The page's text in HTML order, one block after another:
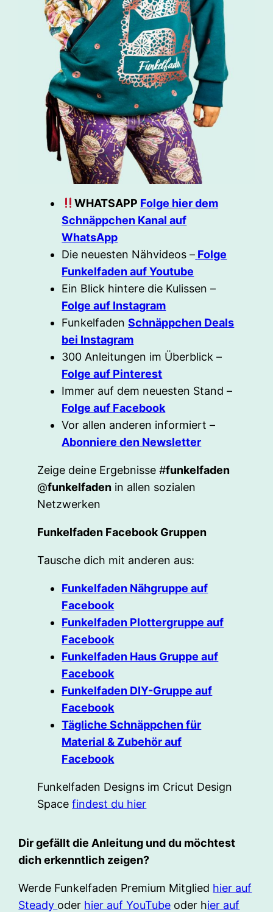
WHATSAPP Folge hier dem
Schnäppchen Kanal auf
WhatsApp
Die neuesten Nähvideos – Folge
Funkelfaden auf Youtube
Ein Blick hintere die Kulissen –
Folge auf Instagram
FunkelfadenSchnäppchen Deals
bei Instagram
300 Anleitungen im Überblick –
Folge auf Pinterest
Immer auf dem neuesten Stand –
Folge auf Facebook
Vor allen anderen informiert –
Abonniere den Newsletter
Zeige deine Ergebnisse #funkelfaden
@funkelfaden in allen sozialen
Netzwerken
Funkelfaden Facebook Gruppen
Tausche dich mit anderen aus:
Funkelfaden Nähgruppe auf
Facebook
Funkelfaden Plottergruppe auf
Facebook
Funkelfaden Haus Gruppe auf
Facebook
Funkelfaden DIY-Gruppe auf
Facebook
Tägliche Schnäppchen für
Material & Zubehör auf
Facebook
Funkelfaden Designs im Cricut Design
Spacefindest du hier
Dir gefällt die Anleitung und du möchtest
dich erkenntlich zeigen?
Werde Funkelfaden Premium Mitglied hier auf
Steady oder hier auf YouTube oder hier auf